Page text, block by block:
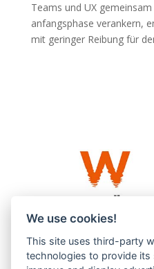
Teams und UX
anfangsphase verankern,
mit geringer Reibung für
Westküste UG
We use cookies!
This site uses third-party
technologies to provide its